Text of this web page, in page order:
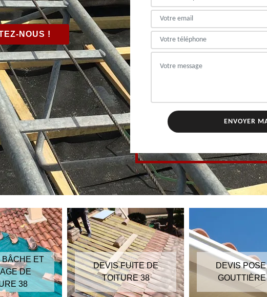
NOUS !
BÂCHE ET
DE
38
DEVIS FUITE DE
TOITURE 38
DEVIS